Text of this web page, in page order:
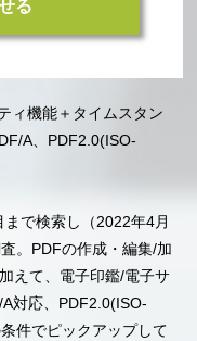
る
ィ機能＋タイムスタン
A、PDF2.0(ISO-
で検索し（2022年4月
。PDFの作成・編集/加
えて、電子印鑑/電子サ
対応、PDF2.0(ISO-
件でピックアップして